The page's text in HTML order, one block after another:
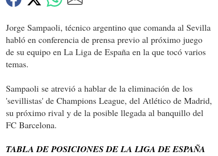
Jorge Sampaoli, técnico argentino que comanda al Sevilla
habló en conferencia de prensa previo al próximo juego
de su equipo en La Liga de España en la que tocó varios
temas.
Sampaoli se atrevió a hablar de la eliminación de los
'sevillistas' de Champions League, del Atlético de Madrid,
su próximo rival y de la posible llegada al banquillo del
FC Barcelona.
TABLA DE POSICIONES DE LA LIGA DE ESPAÑA